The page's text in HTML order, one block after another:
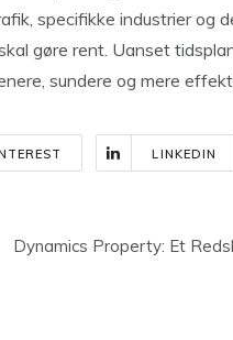
specifikke industrier og
gøre rent. Uanset
sundere og mere
LINKEDIN
Dynamics Property: Et